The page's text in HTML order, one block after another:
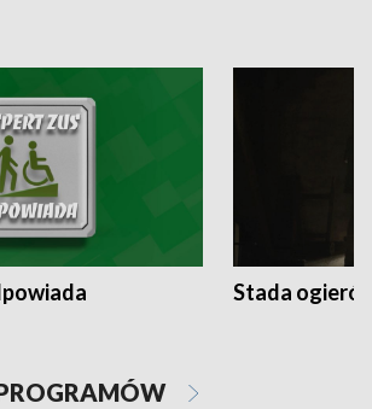
Stada